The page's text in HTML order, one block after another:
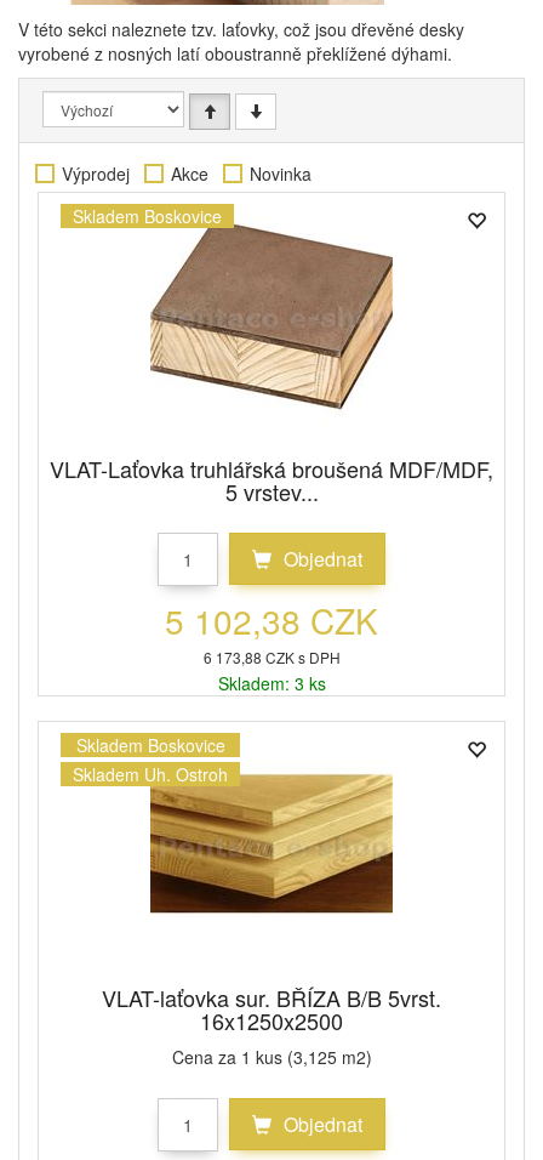
V této sekci naleznete tzv. laťovky, což jsou dřevěné desky
vyrobené z nosných latí oboustranně překlížené dýhami.
Výprodej Akce
Novinka
Skladem Boskovice
VLAT-Laťovka truhlářská broušená MDF/MDF,
5 vrstev...
Objednat
5 102,38 CZK
6 173,88 CZK s DPH
Skladem: 3 ks
Skladem Boskovice
Skladem Uh. Ostroh
VLAT-laťovka sur. BŘÍZA B/B 5vrst.
16x1250x2500
Cena za 1 kus (3,125 m2)
Objednat